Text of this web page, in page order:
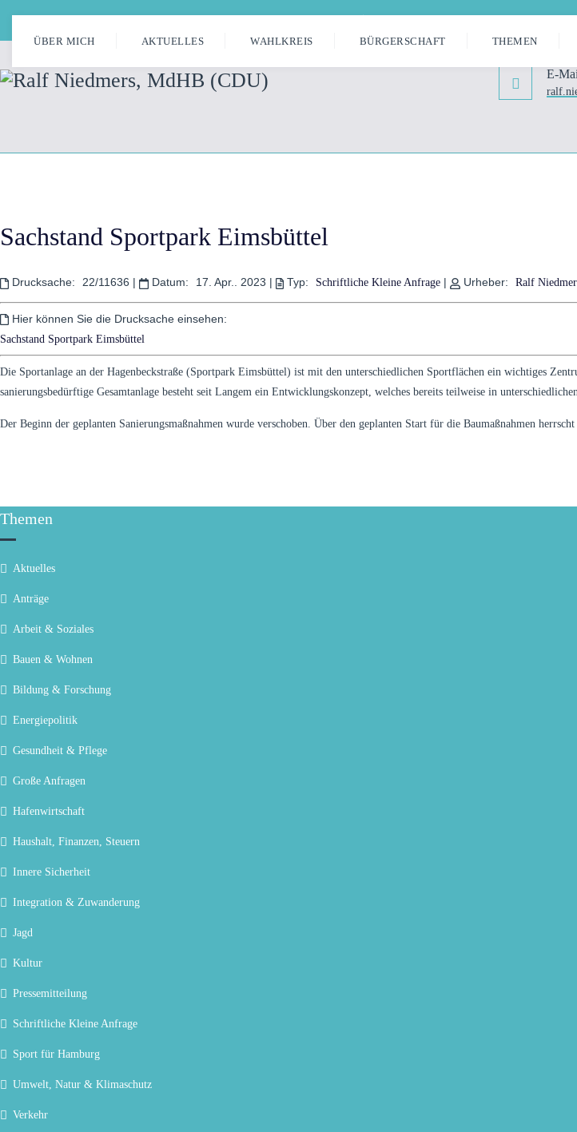
E-
ÜBER MICH AKTUELLES WAHLKREIS BÜRGERSCHAFT THEMEN
Sachstand Sportpark Eimsbüttel
Drucksache: 22/11636 | Datum: 17. Apr.. 2023 | Typ: Schriftliche Kleine Anfrage | Urheber: Ralf
Hier können Sie die Drucksache einsehen:
Sachstand Sportpark Eimsbüttel
Die Sportanlage an der Hagenbeckstraße (Sportpark Eimsbüttel) ist mit den unterschiedlichen Sportflächen ein wichtiges
sanierungsbedürftige Gesamtanlage besteht seit Langem ein Entwicklungskonzept, welches bereits teilweise in
Der Beginn der geplanten Sanierungsmaßnahmen wurde verschoben. Über den geplanten Start für die Baumaßnahmen
Themen
Aktuelles
Anträge
Arbeit & Soziales
Bauen & Wohnen
Bildung & Forschung
Energiepolitik
Gesundheit & Pflege
Große Anfragen
Hafenwirtschaft
Haushalt, Finanzen, Steuern
Innere Sicherheit
Integration & Zuwanderung
Jagd
Kultur
Pressemitteilung
Schriftliche Kleine Anfrage
Sport für Hamburg
Umwelt, Natur & Klimaschutz
Verkehr